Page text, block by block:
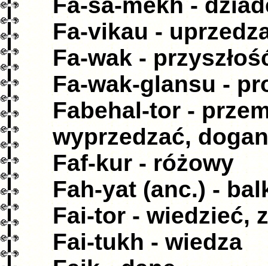
Fa-vikau -
Fa-wak -
Fa-wak-glansu -
Fabehal-tor -
wyprzedzać,
Faf-kur - różowy
Fah-yat (anc.) -
Fai-tor - wiedzieć,
Fai-tukh - wiedza